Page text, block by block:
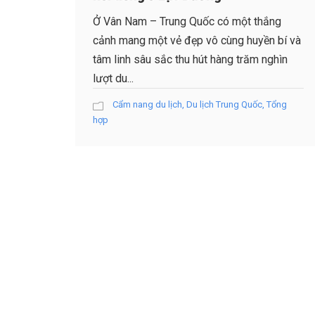
Ở Vân Nam – Trung Quốc có một thắng
cảnh mang một vẻ đẹp vô cùng huyền bí và
tâm linh sâu sắc thu hút hàng trăm nghìn
lượt du...
Cẩm nang du lịch Du lịch Trung Quốc Tổng
hợp